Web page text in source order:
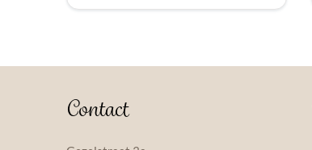
Contact